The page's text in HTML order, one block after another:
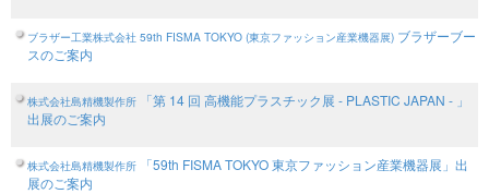
ブラザー工業株式会社 59th FISMA TOKYO (東京ファッション産業機器展) ブラザーブー
スのご案内
株式会社島精機製作所 「第 14 回 高機能プラスチック展 - PLASTIC JAPAN - 」
出展のご案内
株式会社島精機製作所 「59th FISMA TOKYO 東京ファッション産業機器展」出
展のご案内